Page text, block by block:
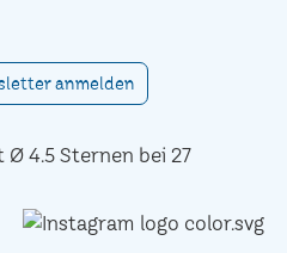
anmelden
4.5 Sternen bei 27